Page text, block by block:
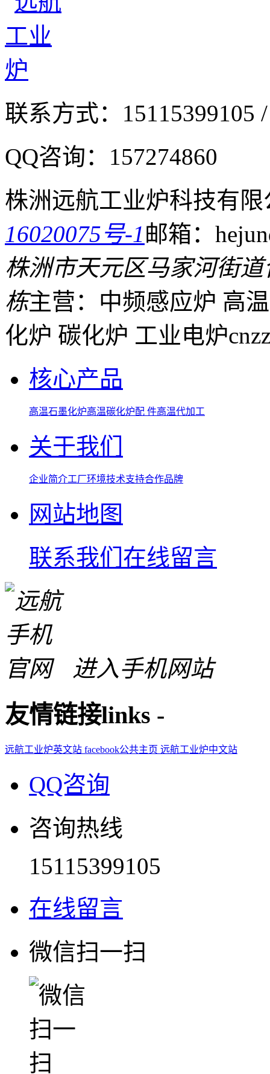
联系方式： 15115399105
QQ咨询： 157274860
株洲远航工业炉科技有限
16020075号-1邮箱：
株洲市天元区马家河街
栋主营：中频感应炉 高
化炉 碳化炉 工业电炉
核心产品
高温石墨化炉高温碳化炉配 件高温代加工
关于我们
企业简介工厂环境技术支持合作品牌
网站地图
联系我们 在线留言
进入手机网站
友情链接links -
远航工业炉英文站 facebook公共主页 远航工业炉中文站
QQ咨询
咨询热线
15115399105
在线留言
微信扫一扫